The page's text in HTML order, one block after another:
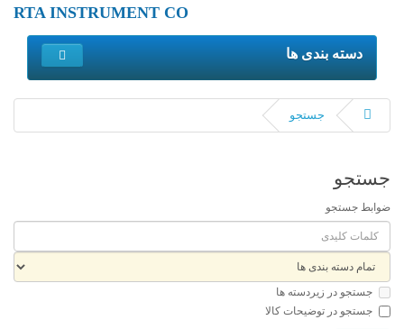
RTA INSTRUMENT CO
دسته بندی ها
جستجو
جستجو
ضوابط جستجو
جستجو در زیردسته ها
جستجو در توضیحات کالا